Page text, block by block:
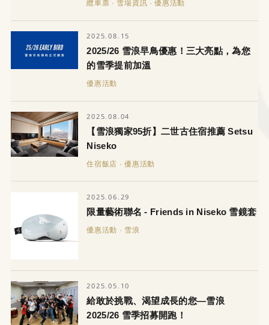
纜車票 · 雪場資訊 · 優惠活動
2025.08.15
2025/26 雪浪早鳥優惠！三大亮點，為您
的雪季提前加溫
優惠活動
2025.08.04
【雪浪獨家95折】二世古住宿推薦 Setsu
Niseko
住宿飯店 · 優惠活動
2025.06.29
限量藝術聯名 - Friends in Niseko 雪鏡套
優惠活動 · 雪浪
2025.05.10
給敢於挑戰、渴望成長的您—雪浪
2025/26 雪季招募開跑！